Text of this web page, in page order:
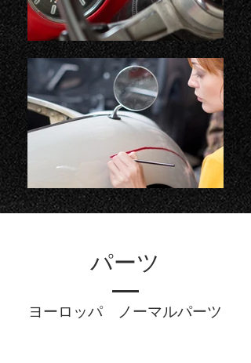
パーツ
​ヨーロッパ ノーマルパーツ